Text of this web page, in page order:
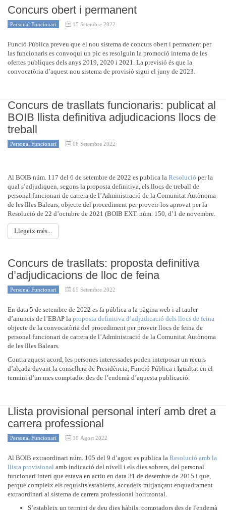
Concurs obert i permanent
Personal Funcionari 15 Setembre 2022
Funció Pública preveu que el nou sistema de concurs obert i permanent per
las funcionaris es convoqui un pic es resolguin la promoció interna de les
ofertes publiques dels anys 2019, 2020 i 2021. La previsió és que la
convocatòria d’aquest nou sistema de provisió sigui el juny de 2023.
Concurs de trasllats funcionaris: publicat al
BOIB llista definitiva adjudicacions llocs de
treball
Personal Funcionari 06 Setembre 2022
Al BOIB núm. 117 del 6 de setembre de 2022 es publica la Resolució per la
qual s’adjudiquen, segons la proposta definitiva, els llocs de treball de
personal funcionari de carrera de l’Administració de la Comunitat Autònoma
de les Illes Balears, objecte del procediment per proveir-los aprovat per la
Resolució de 22 d’octubre de 2021 (BOIB EXT. núm. 150, d’1 de novembre.
Llegeix més...
Concurs de trasllats: proposta definitiva
d’adjudicacions de lloc de feina
Personal Funcionari 05 Setembre 2022
En data 5 de setembre de 2022 es fa pública a la pàgina web i al tauler
d’anuncis de l’EBAP la proposta definitiva d’adjudicació dels llocs de feina
objecte de la convocatòria del procediment per proveir llocs de feina de
personal funcionari de carrera de l’Administració de la Comunitat Autònoma
de les Illes Balears.
Contra aquest acord, les persones interessades poden interposar un recurs
d’alçada davant la consellera de Presidència, Funció Pública i Igualtat en el
termini d’un mes comptador des de l’endemà d’aquesta publicació.
Llista provisional personal interí amb dret a
carrera professional
Personal Funcionari 10 Agost 2022
Al BOIB extraordinari núm. 105 del 9 d’agost es publica la Resolució amb la
llista provisional amb indicació del nivell i els dies sobrers, del personal
funcionari interí que estava en actiu en data 31 de desembre de 2015 i que,
perquè compleix els requisits establerts, accedeix mitjançant enquadrament
extraordinari al sistema de carrera professional horitzontal.
S’estableix un termini de deu dies hàbils, comptadors des de l'endemà